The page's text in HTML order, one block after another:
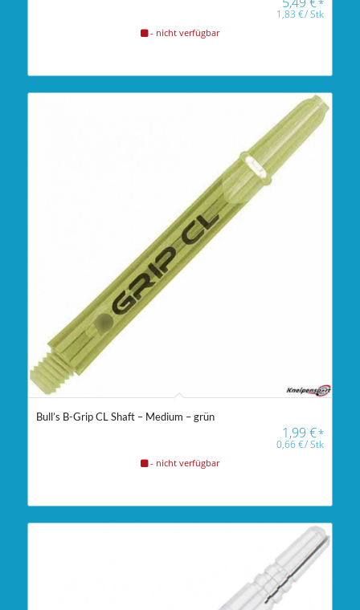
*
1,83€/Stk
- nicht verfügbar
Bull’s B-Grip CL Shaft – Medium – grün
1,99€*
0,66€/Stk
- nicht verfügbar